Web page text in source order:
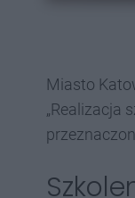
Miasto
„Realizacja